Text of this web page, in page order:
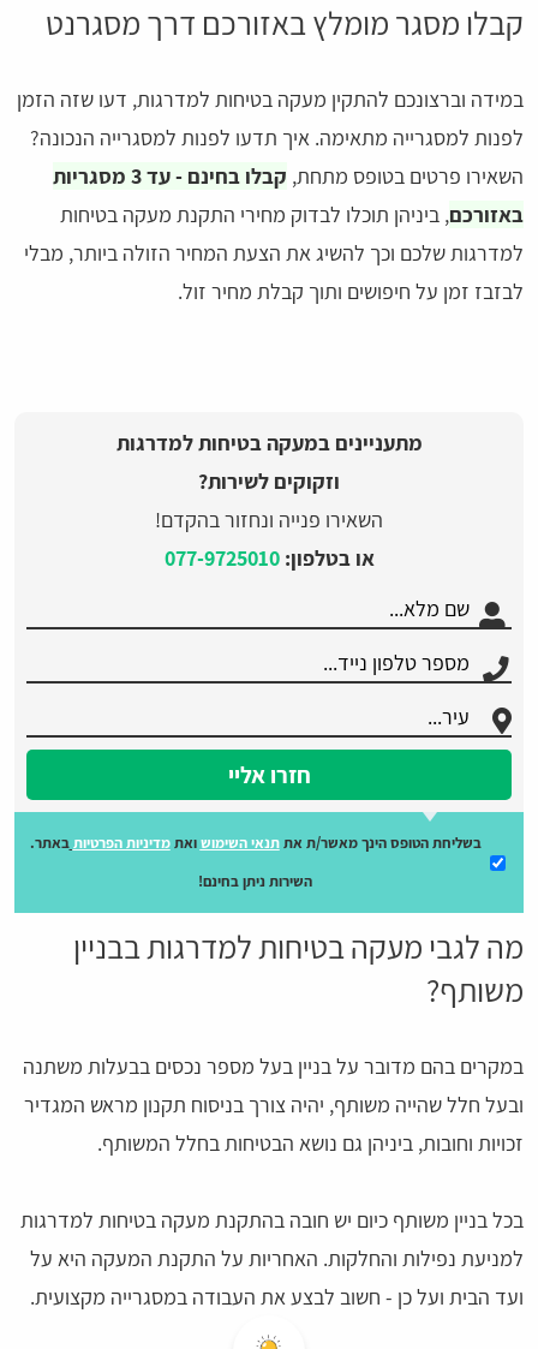
קבלו מסגר מומלץ באזורכם דרך מסגרנט
במידה וברצונכם להתקין מעקה בטיחות למדרגות, דעו שזה הזמן
לפנות למסגרייה מתאימה. איך תדעו לפנות למסגרייה הנכונה?
השאירו פרטים בטופס מתחת,
קבלו בחינם - עד 3 מסגריות
באזורכם, ביניהן תוכלו לבדוק מחירי התקנת מעקה בטיחות
למדרגות שלכם וכך להשיג את הצעת המחיר הזולה ביותר, מבלי
לבזבז זמן על חיפושים ותוך קבלת מחיר זול.
מתעניינים במעקה בטיחות למדרגות
וזקוקים לשירות?
השאירו פנייה ונחזור בהקדם!
או בטלפון:077-9725010
חזרו אליי
בשליחת הטופס הינך מאשר/ת אתתנאי השימושואתמדיניות הפרטיות באתר.
השירות ניתן בחינם!
מה לגבי מעקה בטיחות למדרגות בבניין
משותף?
במקרים בהם מדובר על בניין בעל מספר נכסים בבעלות משתנה
ובעל חלל שהייה משותף, יהיה צורך בניסוח תקנון מראש המגדיר
זכויות וחובות, ביניהן גם נושא הבטיחות בחלל המשותף.
בכל בניין משותף כיום יש חובה בהתקנת מעקה בטיחות למדרגות
למניעת נפילות והחלקות. האחריות על התקנת המעקה היא על
ועד הבית ועל כן - חשוב לבצע את העבודה במסגרייה מקצועית.